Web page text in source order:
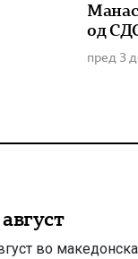
од
пред 3
во